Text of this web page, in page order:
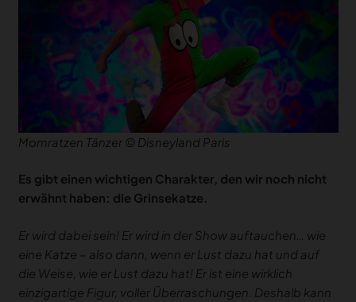
Momratzen Tänzer © Disneyland Paris
Es gibt einen wichtigen Charakter, den wir noch nicht
erwähnt haben: die Grinsekatze.
Er wird dabei sein! Er wird in der Show auftauchen… wie
eine Katze – also dann, wenn er Lust dazu hat und auf
die Weise, wie er Lust dazu hat! Er ist eine wirklich
einzigartige Figur, voller Überraschungen. Deshalb kann